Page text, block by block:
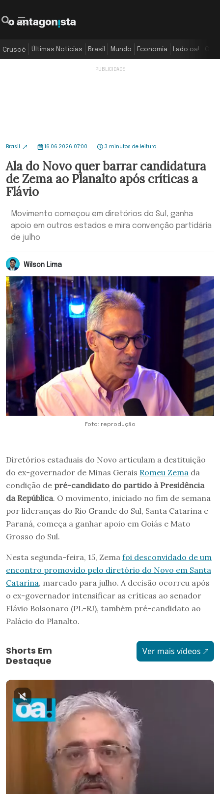
Crusoé Últimas Notícias Brasil Mundo Economia Lado oa!
Brasil 16.06.2026 07:00 3 minutos de leitura
Ala do Novo quer barrar candidatura
de Zema ao Planalto após críticas a
Flávio
Movimento começou em diretórios do Sul, ganha
apoio em outros estados e mira convenção partidária
de julho
Wilson Lima
Foto: reprodução
Diretórios estaduais do Novo articulam a destituição
do ex-governador de Minas Gerais Romeu Zema da
condição de pré-candidato do partido à Presidência
da República. O movimento, iniciado no fim de semana
por lideranças do Rio Grande do Sul, Santa Catarina e
Paraná, começa a ganhar apoio em Goiás e Mato
Grosso do Sul.
Nesta segunda-feira, 15, Zema foi desconvidado de um
encontro promovido pelo diretório do Novo em Santa
Catarina, marcado para julho. A decisão ocorreu após
o ex-governador intensificar as críticas ao senador
Flávio Bolsonaro (PL-RJ), também pré-candidato ao
Palácio do Planalto.
Shorts Em
Destaque
Ver mais vídeos